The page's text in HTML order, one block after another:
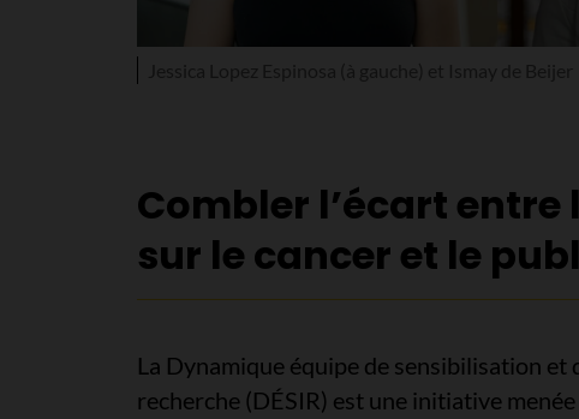
Combler l’écart entre
sur le cancer et le
La Dynamique équipe de sensibilisation et
recherche (DÉSIR) est une initiative